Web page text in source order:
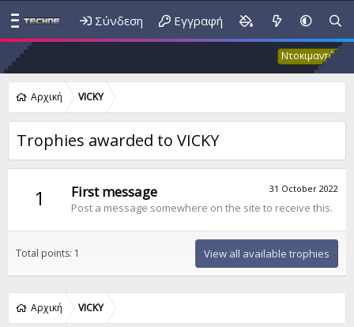
Σύνδεση Εγγραφή
Ντοκιμαντέρ
Αρχική VICKY
Trophies awarded to VICKY
1 31 October 2022
First message
Post a message somewhere on the site to receive this.
Total points: 1 View all available trophies
Αρχική VICKY